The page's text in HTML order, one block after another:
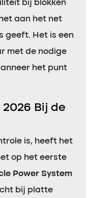
bij blokken
aan het net
geeft. Het is een
met de nodige
het punt
Bij de
is, heeft het
op het eerste
Power System
bij platte